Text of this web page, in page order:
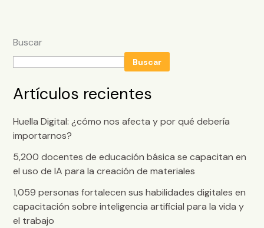
Buscar
Buscar
Artículos recientes
Huella Digital: ¿cómo nos afecta y por qué debería
importarnos?
5,200 docentes de educación básica se capacitan en
el uso de IA para la creación de materiales
1,059 personas fortalecen sus habilidades digitales en
capacitación sobre inteligencia artificial para la vida y
el trabajo